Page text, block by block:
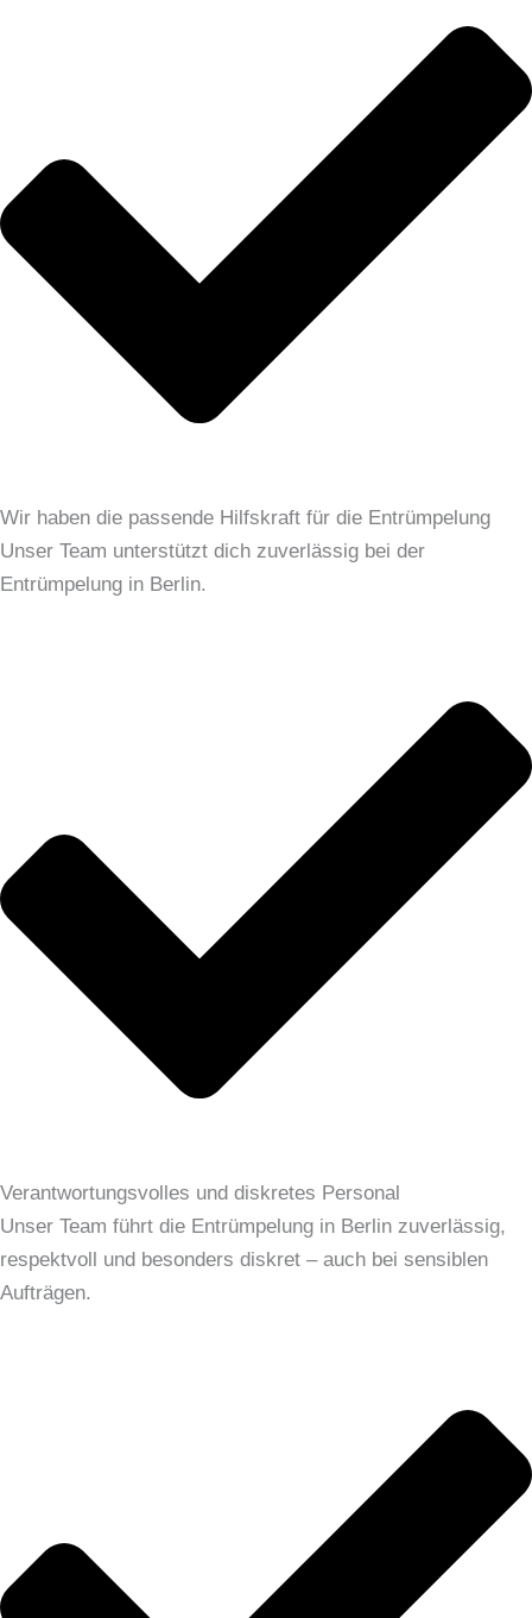
Wir haben die passende Hilfskraft für die Entrümpelung
Unser Team unterstützt dich zuverlässig bei der
Entrümpelung in Berlin.
Verantwortungsvolles und diskretes Personal
Unser Team führt die Entrümpelung in Berlin zuverlässig,
respektvoll und besonders diskret – auch bei sensiblen
Aufträgen.